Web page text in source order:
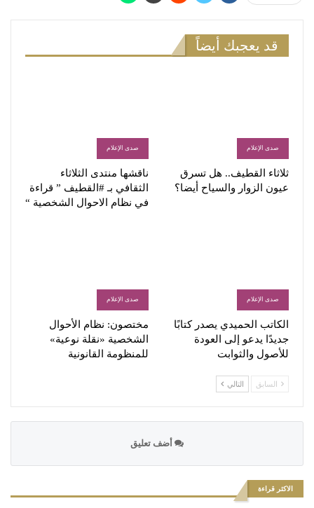
قد يعجبك أيضاً
صدى الإعلام
ثلاثاء القطيف.. هل تسرق
عيون الزوار والسياح أيضا؟
صدى الإعلام
ناقشها منتدى الثلاثاء
الثقافي بـ #القطيف ” قراءة
في نظام الاحوال الشخصية “
صدى الإعلام
الكاتب الحميدي يصدر كتابًا
جديدًا يدعو إلى العودة
للأصول والثوابت
صدى الإعلام
مختصون: نظام الأحوال
الشخصية «نقلة نوعية»
للمنظومة القانونية
السابق التالي
أضف تعليق
الاكثر قراءة